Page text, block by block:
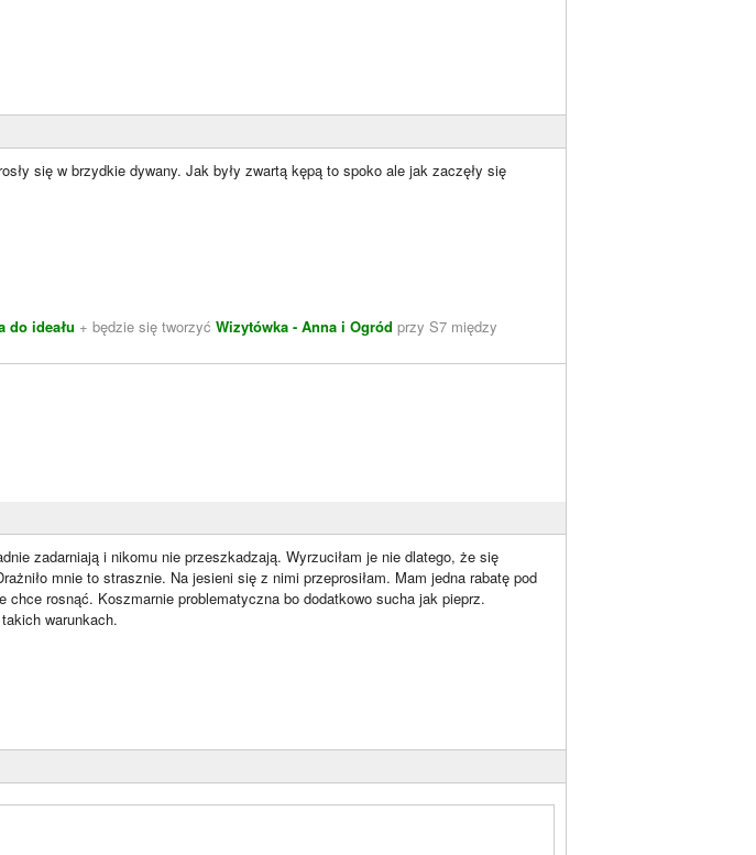
się w brzydkie dywany. Jak były zwartą kępą to spoko ale jak zaczęły się
do ideału + będzie się tworzyć Wizytówka - Anna i Ogród przy S7 między
zadarniają i nikomu nie przeszkadzają. Wyrzuciłam je nie dlatego, że się
mnie to strasznie. Na jesieni się z nimi przeprosiłam. Mam jedna rabatę pod
rosnąć. Koszmarnie problematyczna bo dodatkowo sucha jak pieprz.
warunkach.